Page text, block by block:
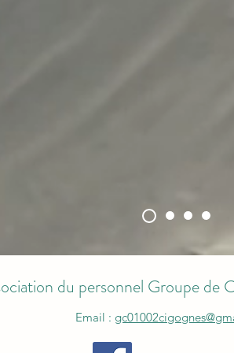
du personnel Groupe de
Email :